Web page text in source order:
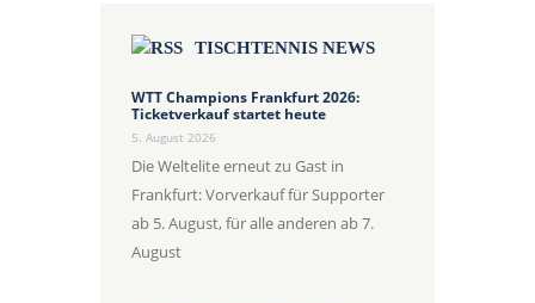
TISCHTENNIS NEWS
WTT Champions Frankfurt 2026:
Ticketverkauf startet heute
5. August 2026
Die Weltelite erneut zu Gast in
Frankfurt: Vorverkauf für Supporter
ab 5. August, für alle anderen ab 7.
August